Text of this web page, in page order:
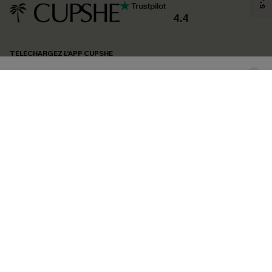
4.4
TÉLÉCHARGEZ L’APP CUPSHE
confidentialité
. Vous pouvez vous désabonner à tout moment.